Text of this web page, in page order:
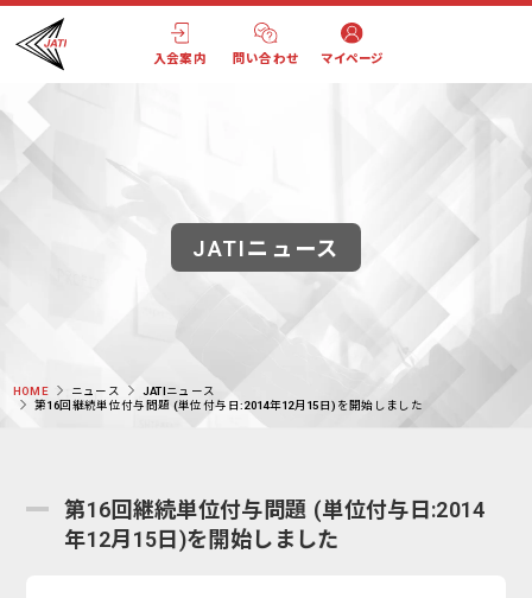
入会案内 問い合わせ マイページ
JATIニュース
HOME ニュース
JATIニュース
第16回継続単位付与問題 (単位付与日:2014年12月15日)を開始しました
第16回継続単位付与問題 (単位付与日:2014
年12月15日)を開始しました